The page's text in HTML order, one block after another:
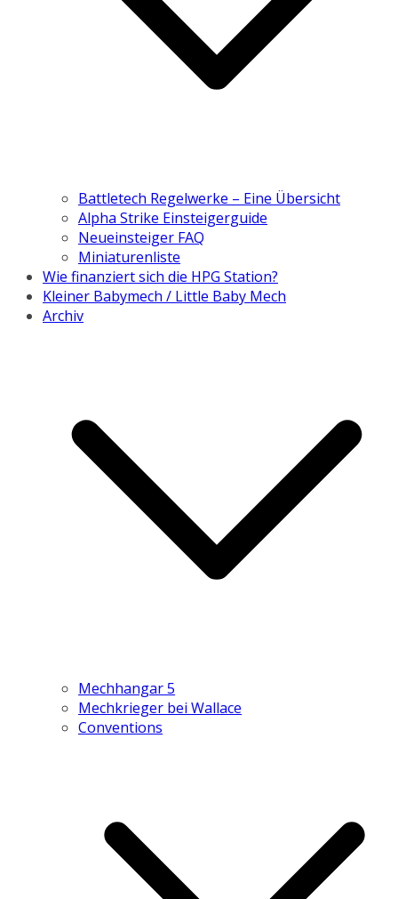
Battletech Regelwerke – Eine Übersicht
Alpha Strike Einsteigerguide
Neueinsteiger FAQ
Miniaturenliste
Wie finanziert sich die HPG Station?
Kleiner Babymech / Little Baby Mech
Archiv
Mechhangar 5
Mechkrieger bei Wallace
Conventions